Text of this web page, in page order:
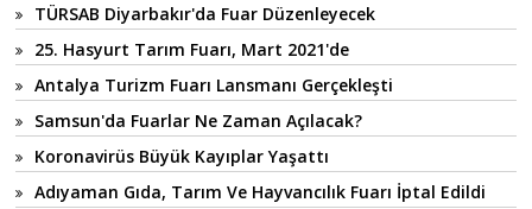
TÜRSAB Diyarbakır'da Fuar Düzenleyecek
25. Hasyurt Tarım Fuarı, Mart 2021'de
Antalya Turizm Fuarı Lansmanı Gerçekleşti
Samsun'da Fuarlar Ne Zaman Açılacak?
Koronavirüs Büyük Kayıplar Yaşattı
Adıyaman Gıda, Tarım Ve Hayvancılık Fuarı İptal Edildi